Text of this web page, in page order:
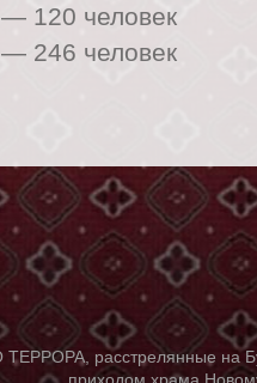
— 120 человек
— 246 человек
расстрелянные на